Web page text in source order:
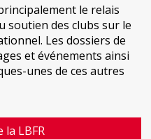
le relais
soutien des clubs sur le
Les dossiers de
et événements ainsi
unes de ces autres
la LBFR